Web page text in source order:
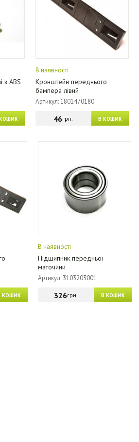
з ABS
В наявності
Кронштейн переднього
бампера лівий
Артикул: 1801470180
В КОШИК
46грн.
КОШИК
В наявності
Підшипник передньої
маточини
Артикул: 3103203001
В КОШИК
326грн.